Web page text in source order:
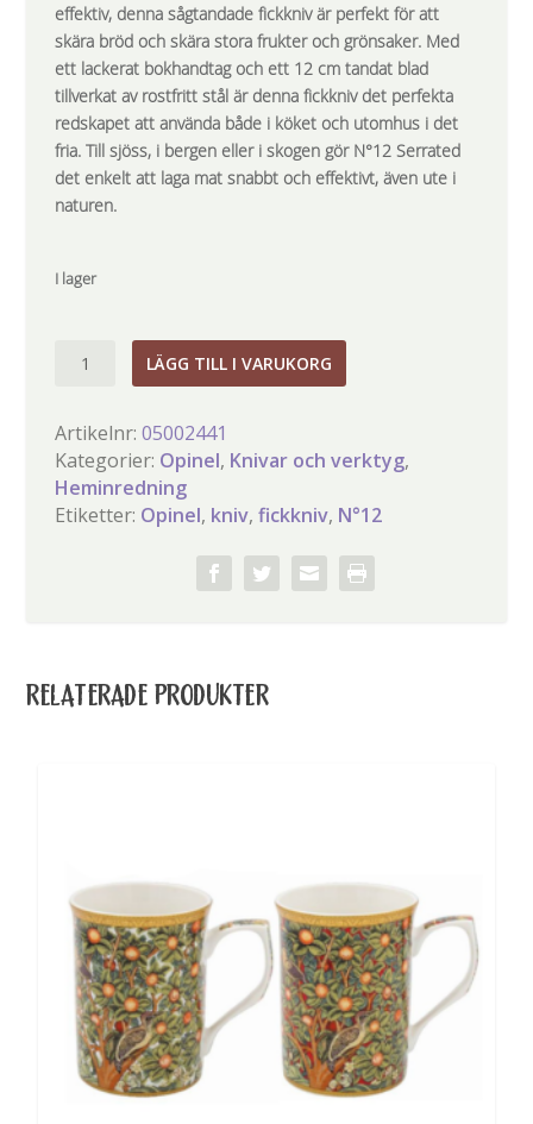
effektiv, denna sågtandade fickkniv är perfekt för att
skära bröd och skära stora frukter och grönsaker. Med
ett lackerat bokhandtag och ett 12 cm tandat blad
tillverkat av rostfritt stål är denna fickkniv det perfekta
redskapet att använda både i köket och utomhus i det
fria. Till sjöss, i bergen eller i skogen gör N°12 Serrated
det enkelt att laga mat snabbt och effektivt, även ute i
naturen.
I lager
N°12
mängd
LÄGG TILL I VARUKORG
Artikelnr:05002441
Kategorier: Opinel, Knivar och verktyg,
Heminredning
Etiketter: Opinel, kniv,fickkniv, N°12
RELATERADE PRODUKTER